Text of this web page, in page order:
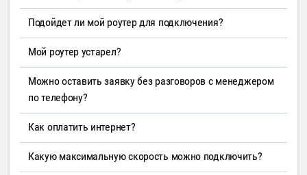
Подойдет ли мой роутер для подключения?
Мой роутер устарел?
Можно оставить заявку без разговоров с менеджером
по телефону?
Как оплатить интернет?
Какую максимальную скорость можно подключить?